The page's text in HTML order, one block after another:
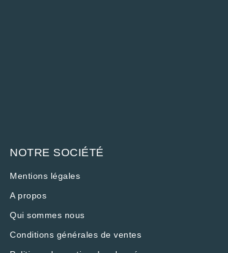
NOTRE SOCIÉTÉ
Mentions légales
A propos
Qui sommes nous
Conditions générales de ventes